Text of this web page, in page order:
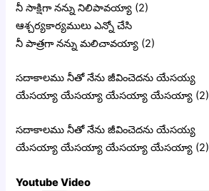
నీ సాక్షిగా నన్ను నిలిపావయ్యా (2)
ఆశ్చర్యకార్యములు ఎన్నో చేసి
నీ పాత్రగా నన్ను మలిచావయ్యా (2)
సదాకాలము నీతో నేను జీవించెదను యేసయ్య
యేసయ్యా యేసయ్యా యేసయ్యా యేసయ్యా (2)
సదాకాలము నీతో నేను జీవించెదను యేసయ్య
యేసయ్యా యేసయ్యా యేసయ్యా యేసయ్యా (2)
Youtube Video